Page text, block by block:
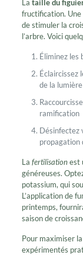
La taille du
fructification. Une
de stimuler la
l’arbre. Voici
Éliminez les
Éclaircissez
de la lumière
ramification
Désinfectez
propagation
La fertilisationest
généreuses.
potassium, qui
L’application de
printemps,
saison de
Pour maximiser
expérimentés